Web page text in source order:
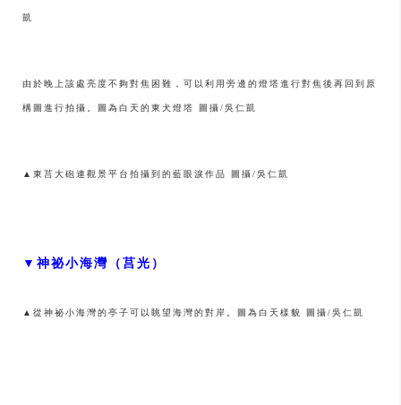
凱
由於晚上該處亮度不夠對焦困難，可以利用旁邊的燈塔進行對焦後再回到原
構圖進行拍攝。圖為白天的東犬燈塔 圖攝/吳仁凱
▲東莒大砲連觀景平台拍攝到的藍眼淚作品 圖攝/吳仁凱
▼神祕小海灣（莒光）
▲從神祕小海灣的亭子可以眺望海灣的對岸。圖為白天樣貌 圖攝/吳仁凱